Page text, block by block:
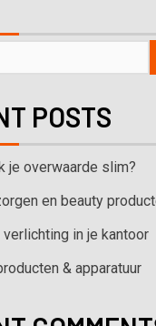
POSTS
je overwaarde slim?
en beauty
in je kantoor
& apparatuur